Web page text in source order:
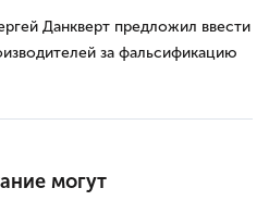
Данкверт предложил ввести
за фальсификацию
могут